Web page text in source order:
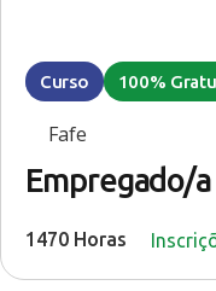
Curso 100%
Fafe
Empregado/
1470 Horas